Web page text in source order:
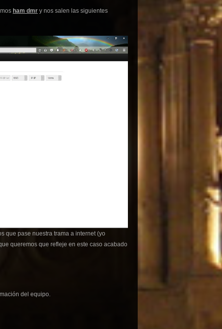
ham dmr y nos salen las siguientes
que pase nuestra trama a internet (yo
queremos que refleje en este caso acabado
del equipo.